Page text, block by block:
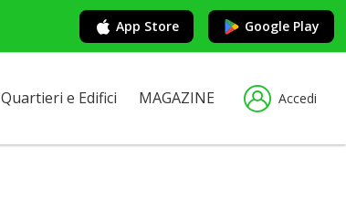
App Store Google Play
Quartieri e Edifici MAGAZINE Accedi